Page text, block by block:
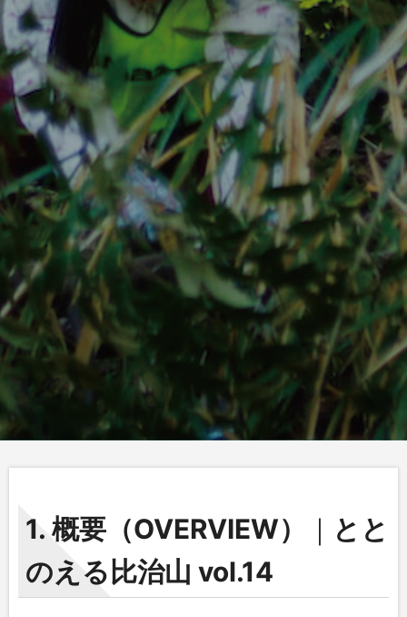
1. 概要（OVERVIEW） ｜ とと
のえる比治山 vol.14